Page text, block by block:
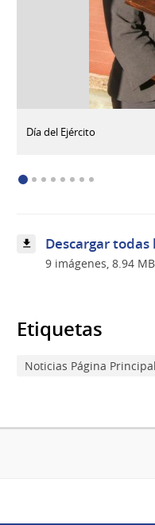
Ejército
Día del Ejército
Descargar todas
9 imágenes, 8.94 MB
Etiquetas
Noticias Página Principal